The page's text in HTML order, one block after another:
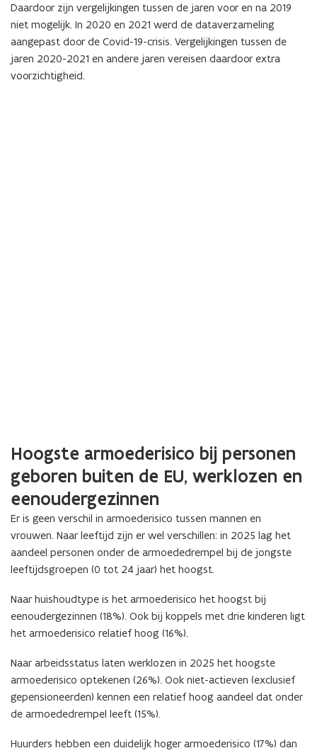
Daardoor zijn vergelijkingen tussen de jaren voor en na 2019
niet mogelijk. In 2020 en 2021 werd de dataverzameling
aangepast door de Covid-19-crisis. Vergelijkingen tussen de
jaren 2020-2021 en andere jaren vereisen daardoor extra
voorzichtigheid.
Hoogste armoederisico bij personen
geboren buiten de EU, werklozen en
eenoudergezinnen
Er is geen verschil in armoederisico tussen mannen en
vrouwen. Naar leeftijd zijn er wel verschillen: in 2025 lag het
aandeel personen onder de armoededrempel bij de jongste
leeftijdsgroepen (0 tot 24 jaar) het hoogst.
Naar huishoudtype is het armoederisico het hoogst bij
eenoudergezinnen (18%). Ook bij koppels met drie kinderen ligt
het armoederisico relatief hoog (16%).
Naar arbeidsstatus laten werklozen in 2025 het hoogste
armoederisico optekenen (26%). Ook niet-actieven (exclusief
gepensioneerden) kennen een relatief hoog aandeel dat onder
de armoededrempel leeft (15%).
Huurders hebben een duidelijk hoger armoederisico (17%) dan